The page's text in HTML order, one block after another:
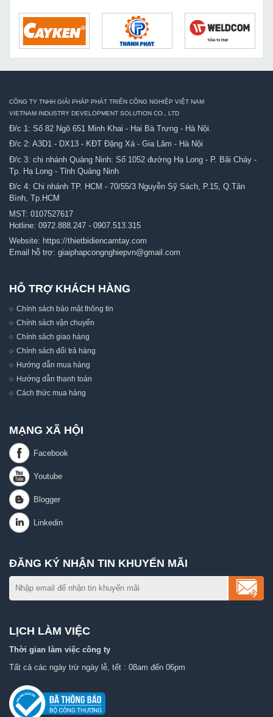
CÔNG TY TNHH GIẢI PHÁP PHÁT TRIỂN CÔNG NGHIỆP VIỆT NAM
VIETNAM INDUSTRY DEVELOPMENT SOLUTION CO., LTD
Đ/c 1: Số 82 Ngõ 651 Minh Khai - Hai Bà Trưng - Hà Nội.
Đ/c 2: A3D1 - DX13 - KĐT Đặng Xá - Gia Lâm - Hà Nội
Đ/c 3: chi nhánh Quảng Ninh: Số 1052 đường Hạ Long - P. Bãi Cháy -
Tp. Hạ Long - Tỉnh Quảng Ninh
Đ/c 4: Chi nhánh TP. HCM - 70/55/3 Nguyễn Sỹ Sách, P.15, Q.Tân
Bình, Tp.HCM
MST: 0107527617
Hotline: 0972.888.247 - 0907.513.315
Website: https://thietbidiencamtay.com
Email hỗ trợ: giaiphapcongnghiepvn@gmail.com
HỖ TRỢ KHÁCH HÀNG
Chính sách bảo mật thông tin
Chính sách vận chuyển
Chính sách giao hàng
Chính sách đổi trả hàng
Hướng dẫn mua hàng
Hướng dẫn thanh toán
Cách thức mua hàng
MẠNG XÃ HỘI
ĐĂNG KÝ NHẬN TIN KHUYẾN MÃI
LỊCH LÀM VIỆC
Thời gian làm việc công ty
Tất cả các ngày trừ ngày lễ, tết : 08am đến 06pm